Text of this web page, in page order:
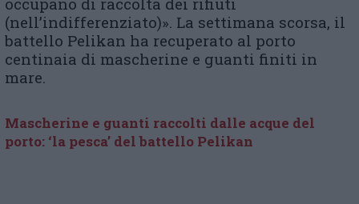
(nell’indifferenziato)». La settimana scorsa, il
battello Pelikan ha recuperato al porto
centinaia di mascherine e guanti finiti in
mare.
Mascherine e guanti raccolti dalle acque del
porto: ‘la pesca’ del battello Pelikan